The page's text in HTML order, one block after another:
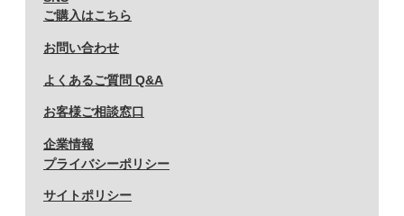
ご購入はこちら
お問い合わせ
よくあるご質問 Q&A
お客様ご相談窓口
企業情報
プライバシーポリシー
サイトポリシー